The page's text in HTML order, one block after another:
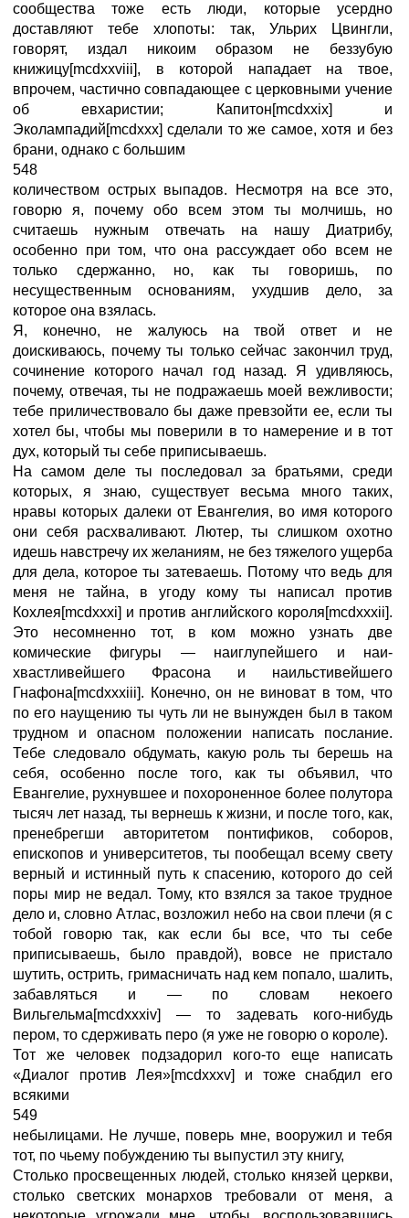
сообщества тоже есть люди, которые усердно
доставляют тебе хлопоты: так, Ульрих Цвингли,
говорят, издал никоим образом не беззубую
книжицу[mcdxxviii], в которой нападает на твое,
впрочем, частично совпадающее с церковными учение
об евхаристии; Капитон[mcdxxix] и
Эколампадий[mcdxxx] сделали то же самое, хотя и без
брани, однако с большим
548
количеством острых выпадов. Несмотря на все это,
говорю я, почему обо всем этом ты молчишь, но
считаешь нужным отвечать на нашу Диатрибу,
особенно при том, что она рассуждает обо всем не
только сдержанно, но, как ты говоришь, по
несущественным основаниям, ухудшив дело, за
которое она взялась.
Я, конечно, не жалуюсь на твой ответ и не
доискиваюсь, почему ты только сейчас закончил труд,
сочинение которого начал год назад. Я удивляюсь,
почему, отвечая, ты не подражаешь моей вежливости;
тебе приличествовало бы даже превзойти ее, если ты
хотел бы, чтобы мы поверили в то намерение и в тот
дух, который ты себе приписываешь.
На самом деле ты последовал за братьями, среди
которых, я знаю, существует весьма много таких,
нравы которых далеки от Евангелия, во имя которого
они себя расхваливают. Лютер, ты слишком охотно
идешь навстречу их желаниям, не без тяжелого ущерба
для дела, которое ты затеваешь. Потому что ведь для
меня не тайна, в угоду кому ты написал против
Кохлея[mcdxxxi] и против английского короля[mcdxxxii].
Это несомненно тот, в ком можно узнать две
комические фигуры — наиглупейшего и наи-
хвастливейшего Фрасона и наильстивейшего
Гнафона[mcdxxxiii]. Конечно, он не виноват в том, что
по его наущению ты чуть ли не вынужден был в таком
трудном и опасном положении написать послание.
Тебе следовало обдумать, какую роль ты берешь на
себя, особенно после того, как ты объявил, что
Евангелие, рухнувшее и похороненное более полутора
тысяч лет назад, ты вернешь к жизни, и после того, как,
пренебрегши авторитетом понтификов, соборов,
епископов и университетов, ты пообещал всему свету
верный и истинный путь к спасению, которого до сей
поры мир не ведал. Тому, кто взялся за такое трудное
дело и, словно Атлас, возложил небо на свои плечи (я с
тобой говорю так, как если бы все, что ты себе
приписываешь, было правдой), вовсе не пристало
шутить, острить, гримасничать над кем попало, шалить,
забавляться и — по словам некоего
Вильгельма[mcdxxxiv] — то задевать кого-нибудь
пером, то сдерживать перо (я уже не говорю о короле).
Тот же человек подзадорил кого-то еще написать
«Диалог против Лея»[mcdxxxv] и тоже снабдил его
всякими
549
небылицами. Не лучше, поверь мне, вооружил и тебя
тот, по чьему побуждению ты выпустил эту книгу,
Столько просвещенных людей, столько князей церкви,
столько светских монархов требовали от меня, а